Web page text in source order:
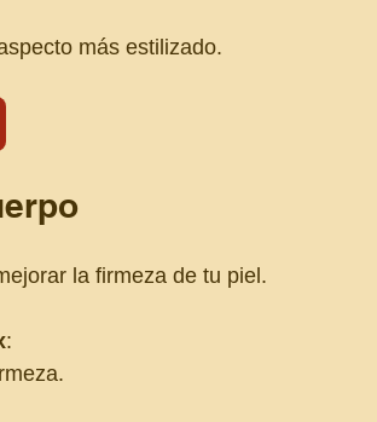
más estilizado.
la firmeza de tu piel.
: